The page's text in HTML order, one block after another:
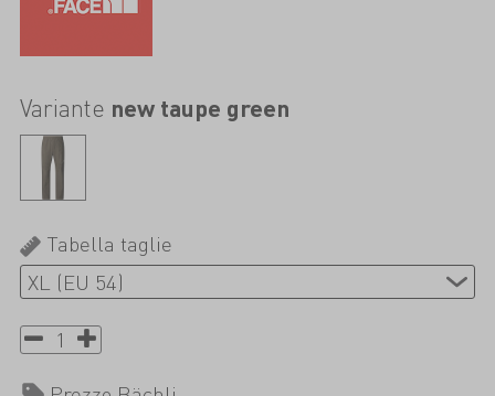
Variante new taupe green
Tabella taglie